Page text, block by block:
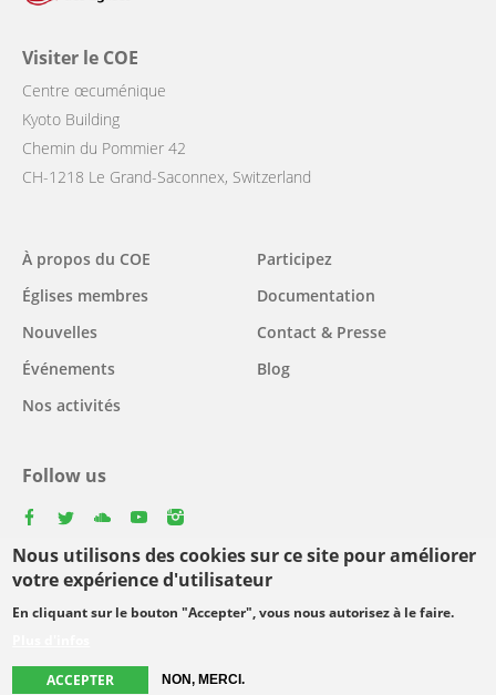
Nous utilisons des cookies sur ce site pour améliorer
votre expérience d'utilisateur
En cliquant sur le bouton "Accepter", vous nous autorisez à le faire.
ACCEPTER NON, MERCI.
Visiter le COE
Centre œcuménique
Kyoto Building
Chemin du Pommier 42
CH-1218 Le Grand-Saconnex, Switzerland
Main
navigation
À propos du COE
Églises membres
Nouvelles
Événements
Nos activités
Participez
Documentation
Contact & Presse
Blog
Follow us
Select
your
Footer
Protection des données personnelles